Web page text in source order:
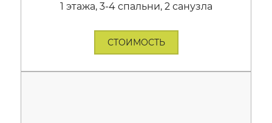
1 этажа, 3-4 спальни, 2 санузла
СТОИМОСТЬ